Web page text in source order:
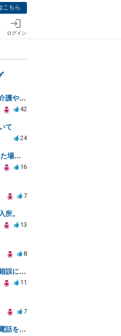
こちら
ログイン
親と会ったことが少ない場合の介護や相続の義務について
42
て
24
⑴ 誰が法定相続人？⑵譲渡された場合の税金？⑶相続放棄後同じ不動産を相続できない？⑷借金返済義務は？
16
7
所。
13
8
相続放棄の取り消しは可能か？錯誤による誤解が原因で
11
7
調停不成立の相手方からの迷惑電話をやめさせることはできますか？